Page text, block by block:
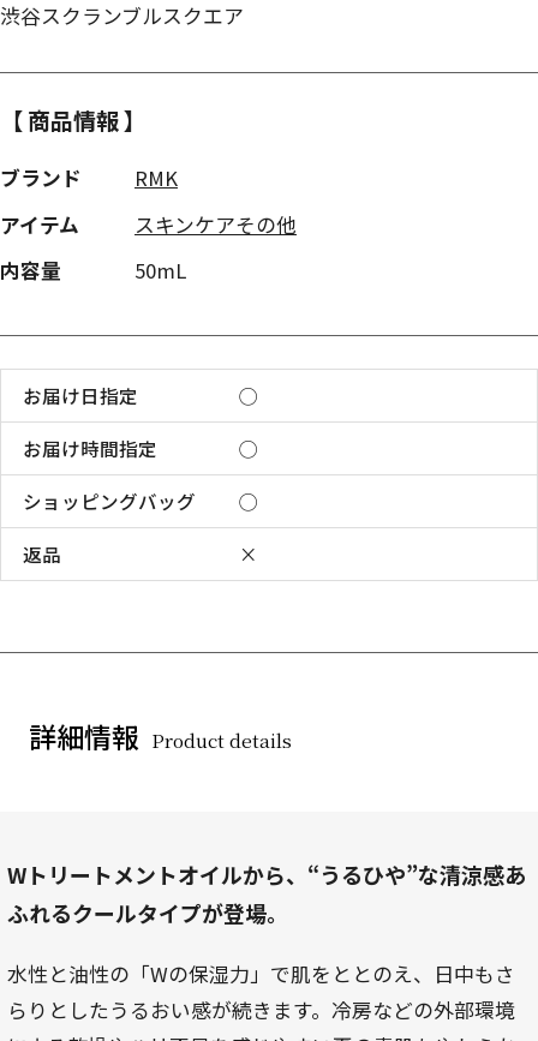
渋谷スクランブルスクエア
【 商品情報 】
ブランド
RMK
アイテム
スキンケアその他
内容量
50mL
お届け日指定
◯
お届け時間指定
◯
ショッピングバッグ
◯
返品
×
詳細情報 Product details
Wトリートメントオイルから、“うるひや”な清涼感あ
ふれるクールタイプが登場。
水性と油性の「Wの保湿力」で肌をととのえ、日中もさ
らりとしたうるおい感が続きます。冷房などの外部環境